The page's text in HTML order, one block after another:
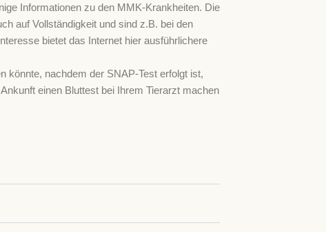
Informationen zu den MMK-Krankheiten. Die
auf Vollständigkeit und sind z.B. bei den
bietet das Internet hier ausführlichere
könnte, nachdem der SNAP-Test erfolgt ist,
einen Bluttest bei Ihrem Tierarzt machen